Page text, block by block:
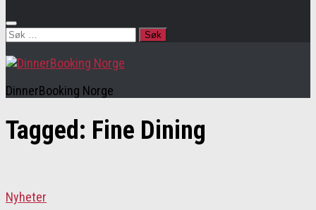
Søk
DinnerBooking Norge
Tagged: Fine Dining
Nyheter